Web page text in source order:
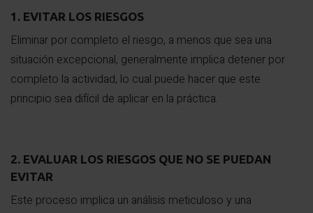
1. EVITAR LOS RIESGOS
Eliminar por completo el riesgo, a menos que sea una
situación excepcional, generalmente implica detener por
completo la actividad, lo cual puede hacer que este
principio sea difícil de aplicar en la práctica.
2. EVALUAR LOS RIESGOS QUE NO SE PUEDAN
EVITAR
Este proceso implica un análisis meticuloso y una